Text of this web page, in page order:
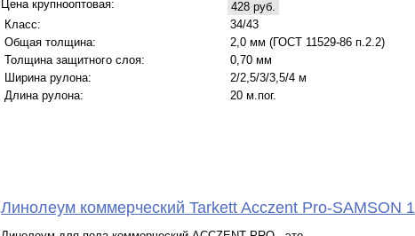
Цена крупнооптовая:
428 руб.
Класс:
34/43
Общая толщина:
2,0 мм (ГОСТ 11529-86 п.2.2)
Толщина защитного слоя:
0,70 мм
Ширина рулона:
2/2,5/3/3,5/4 м
Длина рулона:
20 м.пог.
Линолеум коммерческий Tarkett Acczent Pro-SAMSON 1